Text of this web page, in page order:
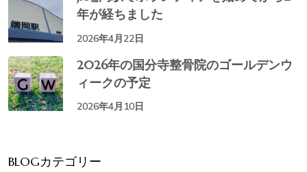
年が経ちました
2026年4月22日
2026年の国分寺整骨院のゴールデンウ
ィークの予定
2026年4月10日
BLOGカテゴリー